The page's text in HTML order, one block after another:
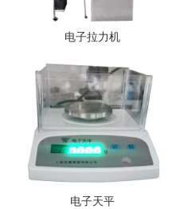
电子拉力机
电子天平